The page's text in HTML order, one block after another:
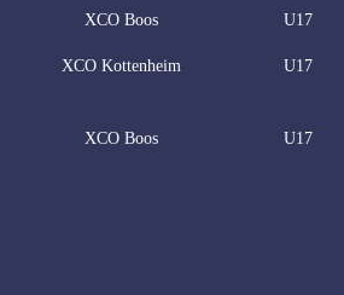
XCO Boos U17
XCO Kottenheim U17
XCO Boos U17